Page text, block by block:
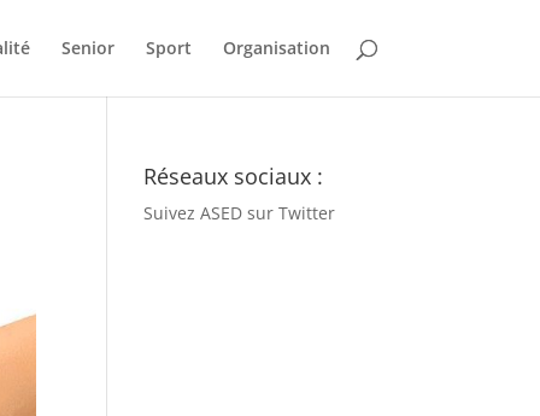
Senior Sport Organisation
Réseaux sociaux :
Suivez ASED sur Twitter